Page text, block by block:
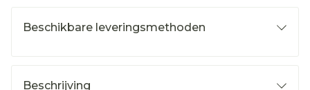
Beschikbare leveringsmethoden
Beschrijving